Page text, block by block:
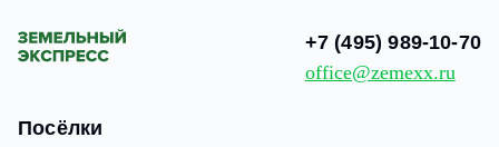
Посёлки
+7 (495) 989-10-70
office@zemexx.ru